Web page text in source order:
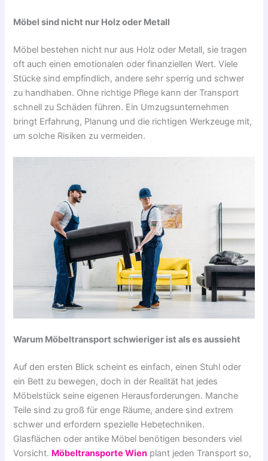
Möbel sind nicht nur Holz oder Metall
Möbel bestehen nicht nur aus Holz oder Metall, sie tragen
oft auch einen emotionalen oder finanziellen Wert. Viele
Stücke sind empfindlich, andere sehr sperrig und schwer
zu handhaben. Ohne richtige Pflege kann der Transport
schnell zu Schäden führen. Ein Umzugsunternehmen
bringt Erfahrung, Planung und die richtigen Werkzeuge mit,
um solche Risiken zu vermeiden.
Warum Möbeltransport schwieriger ist als es aussieht
Auf den ersten Blick scheint es einfach, einen Stuhl oder
ein Bett zu bewegen, doch in der Realität hat jedes
Möbelstück seine eigenen Herausforderungen. Manche
Teile sind zu groß für enge Räume, andere sind extrem
schwer und erfordern spezielle Hebetechniken.
Glasflächen oder antike Möbel benötigen besonders viel
Vorsicht. Möbeltransporte Wien plant jeden Transport so,